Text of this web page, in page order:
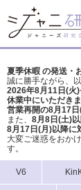
夏季休暇 の発送・
誠に勝手ながら、
2026年8月11日(火
休業中にいただき
営業再開の8月17
また、 8月8日(土)
8月17日(月)以降に
大変ご迷惑をおか
す。
V6